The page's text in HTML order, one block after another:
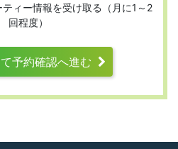
資格）
ィー情報を受け取る（月に1～2
回程度）
予約確認へ進む